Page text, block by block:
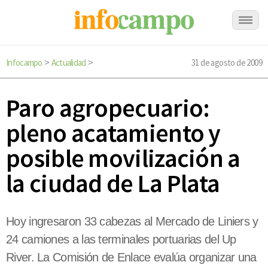
Infocampo > Actualidad > 31 de agosto de 2009
Paro agropecuario:
pleno acatamiento y
posible movilización a
la ciudad de La Plata
Hoy ingresaron 33 cabezas al Mercado de Liniers y
24 camiones a las terminales portuarias del Up
River. La Comisión de Enlace evalúa organizar una